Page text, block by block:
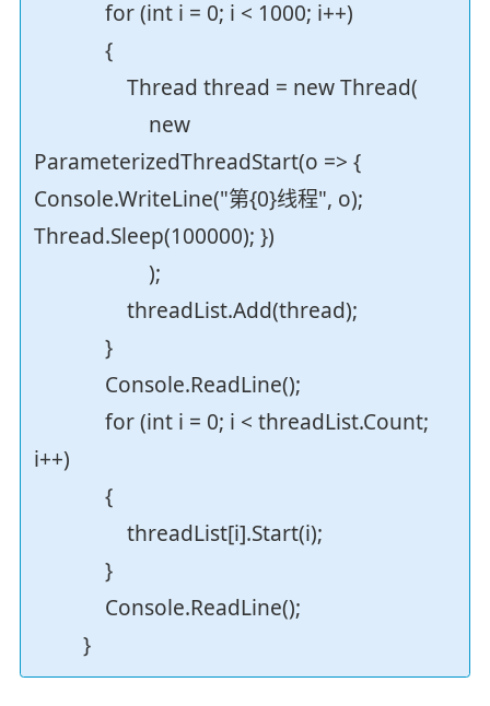
for (int i = 0; i < 1000; i++)
{
Thread thread = new Thread(
new
ParameterizedThreadStart(o => {
Console.WriteLine("第{0}线程", o);
Thread.Sleep(100000); })
);
threadList.Add(thread);
}
Console.ReadLine();
for (int i = 0; i < threadList.Count;
i++)
{
threadList[i].Start(i);
}
Console.ReadLine();
}